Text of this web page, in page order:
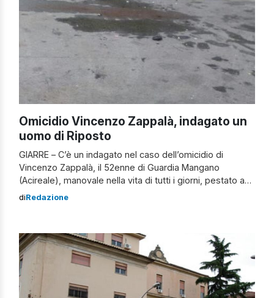
Omicidio Vincenzo Zappalà, indagato un
uomo di Riposto
GIARRE – C’è un indagato nel caso dell’omicidio di
Vincenzo Zappalà, il 52enne di Guardia Mangano
(Acireale), manovale nella vita di tutti i giorni, pestato a
sangue lo scorso 6 gennaio ad Altarello (Giarre). Nel
colposo. Pare che l’uomo […]
diRedazione